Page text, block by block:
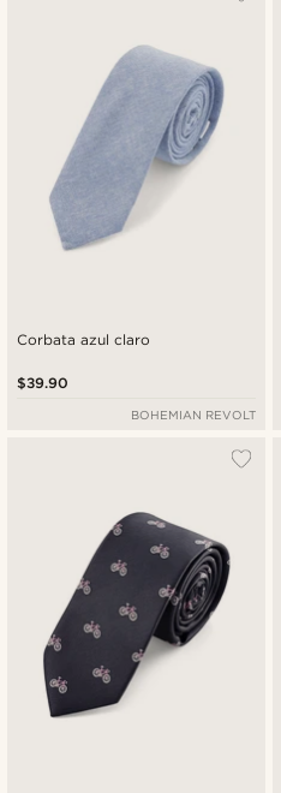
Corbata azul claro
$39.90
BOHEMIAN REVOLT